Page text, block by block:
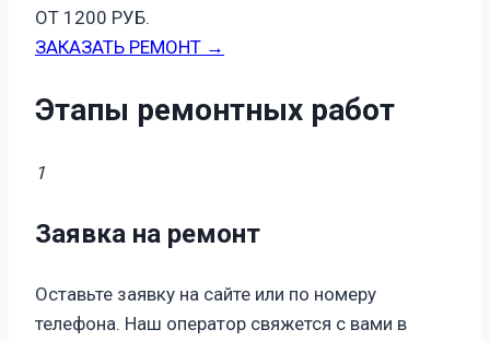
ОТ 1200 РУБ.
ЗАКАЗАТЬ РЕМОНТ →
Этапы ремонтных работ
1
Заявка на ремонт
Оставьте заявку на сайте или по номеру
телефона. Наш оператор свяжется с вами в